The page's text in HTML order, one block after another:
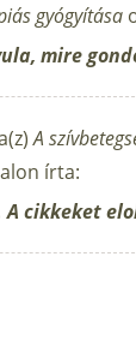
gyógyítása
mire
A
írta:
A cikkeket